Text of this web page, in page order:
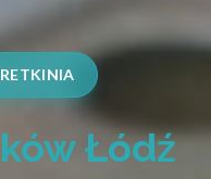
Łódź